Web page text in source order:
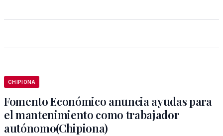
CHIPIONA
Fomento Económico anuncia ayudas para
el mantenimiento como trabajador
autónomo(Chipiona)